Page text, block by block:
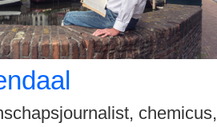
chemicus,